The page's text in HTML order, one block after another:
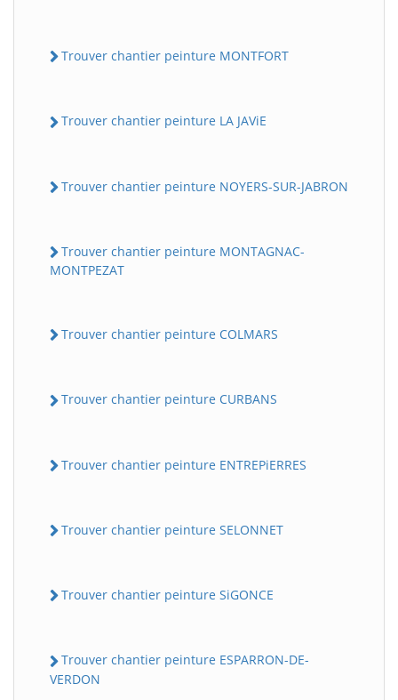
Trouver chantier peinture MONTFORT
Trouver chantier peinture LA JAViE
Trouver chantier peinture NOYERS-SUR-JABRON
Trouver chantier peinture MONTAGNAC-
MONTPEZAT
Trouver chantier peinture COLMARS
Trouver chantier peinture CURBANS
Trouver chantier peinture ENTREPiERRES
Trouver chantier peinture SELONNET
Trouver chantier peinture SiGONCE
Trouver chantier peinture ESPARRON-DE-
VERDON